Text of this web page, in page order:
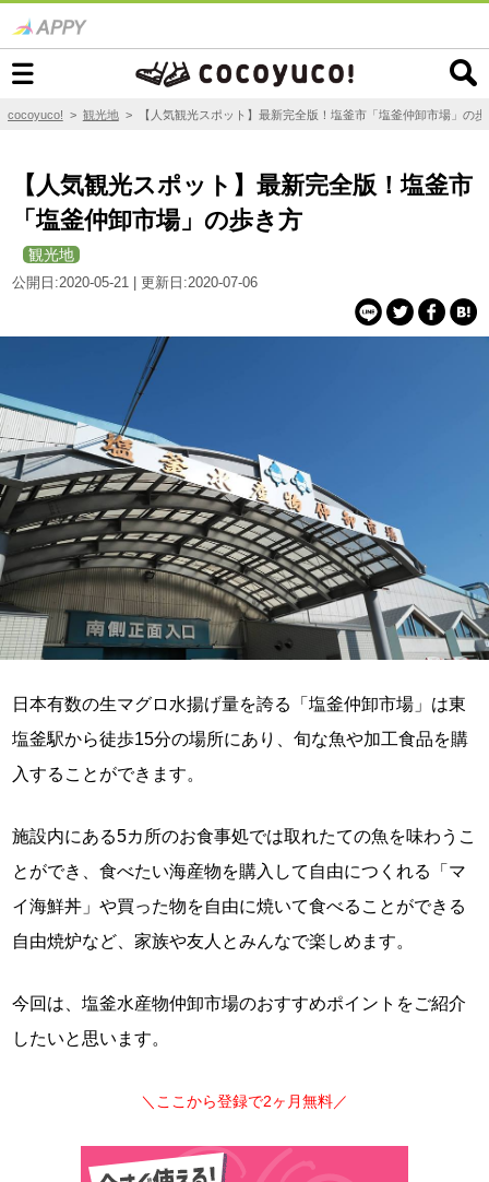
cocoyuco! > 観光地> 【人気観光スポット】最新完全版！塩釜市「塩釜仲卸市場」の
【人気観光スポット】最新完全版！塩釜市
「塩釜仲卸市場」の歩き方
観光地
公開日:2020-05-21 | 更新日:2020-07-06
日本有数の生マグロ水揚げ量を誇る「塩釜仲卸市場」は東
塩釜駅から徒歩15分の場所にあり、旬な魚や加工食品を購
入することができます。
施設内にある5カ所のお食事処では取れたての魚を味わうこ
とができ、食べたい海産物を購入して自由につくれる「マ
イ海鮮丼」や買った物を自由に焼いて食べることができる
自由焼炉など、家族や友人とみんなで楽しめます。
今回は、塩釜水産物仲卸市場のおすすめポイントをご紹介
したいと思います。
＼ここから登録で2ヶ月無料／